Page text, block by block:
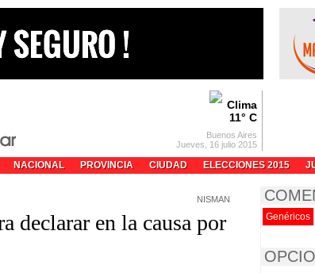
Clima
11° C
Buenos Aires
Jueves, 16 julio 2015
NACIONAL PROVINCIA CIUDAD ELECCIONES 2015
NISMAN
declarar en la causa por
Genéricos